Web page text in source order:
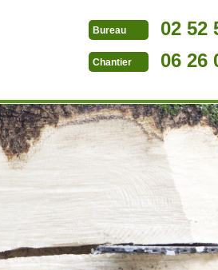
Bureau 02 52
Chantier 06 26